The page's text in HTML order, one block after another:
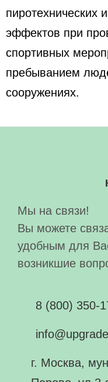
пиротехнических
эффектов при
спортивных
пребыванием
сооружениях.
Мы на связи!
Вы можете
удобным для
возникшие
8 (800) 350-
г. Москва,